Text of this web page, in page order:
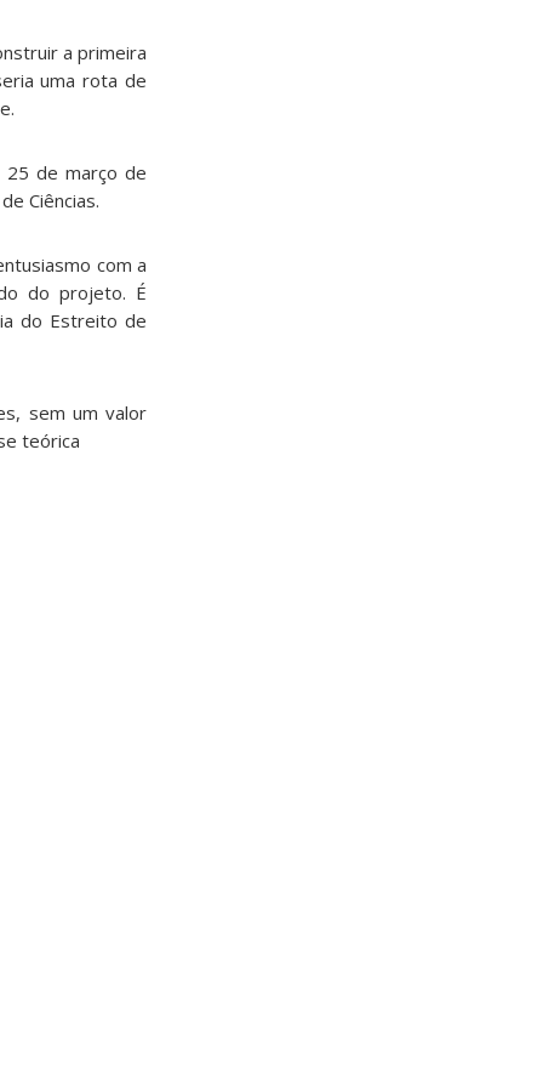
a primeira
uma rota de
25 de março de
Ciências.
com a
do projeto. É
do Estreito de
sem um valor
teórica